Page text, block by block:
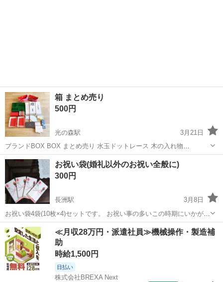
箱 まとめ売り
500円
光の森駅
3月21日
ブランドBOX BOX まとめ売り 水玉ドットレース 木の入れ物
25cm×16 2箱 スタバ 箱 13×10cm JILLSTUART 箱 2個 メリーチョコ
レート 和柄 金箔 19×6.5cm クライシス ...
熊本 菊池郡 光の森駅 ラッピング用品 スタバ
お祝い袋(婚礼以外のお祝い全般に)
300円
長洲駅
3月8日
お祝い袋4袋(10枚×4)セットです。 お祝い事の多いこの時期にいかがで
すか？
熊本 玉名郡 長洲駅 ラッピング用品 婚礼
≪月収28万円・派遣社員≫機械操作・製造補
助
時給1,500円
日払い
株式会社BREXA Next